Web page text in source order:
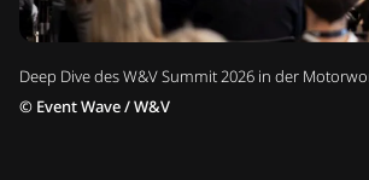
Deep Dive des W&V Summit 2026 in der
© Event Wave / W&V